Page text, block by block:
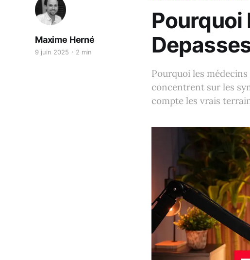
Pourquoi
Pourquoi les
concentrent sur les
compte les vrais
Maxime Herné
9 juin 2025 2 min